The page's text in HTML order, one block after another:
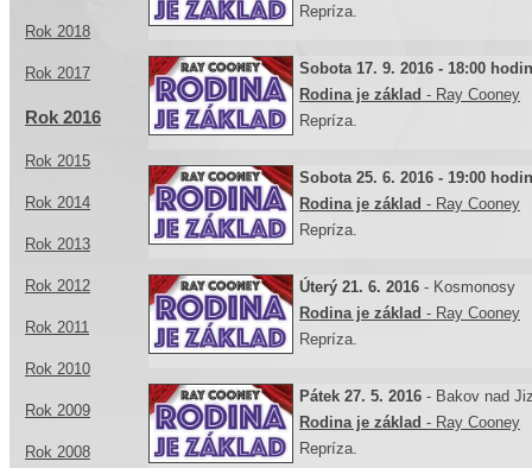
Rok 2018
Rok 2017
Rok 2016
Rok 2015
Rok 2014
Rok 2013
Rok 2012
Rok 2011
Rok 2010
Rok 2009
Rok 2008
Repríza.
Sobota 17. 9. 2016 - 18:00 hodin
Rodina je základ - Ray Cooney
Repríza.
Sobota 25. 6. 2016 - 19:00 hodin
Rodina je základ - Ray Cooney
Repríza.
Úterý 21. 6. 2016 - Kosmonosy
Rodina je základ - Ray Cooney
Repríza.
Pátek 27. 5. 2016 - Bakov nad
Rodina je základ - Ray Cooney
Repríza.